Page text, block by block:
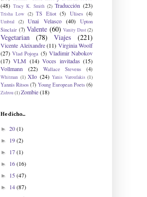
(48) Tracy K. Smith (2) Traducción (23)
Trisha Low (2) TS Eliot (5) Ulises (4)
Umbral (2) Unai Velasco (40)
Upton
Sinclair (7) Valente (60) Vanity Dust(2)
Vegetarian (78) Viajes (221)
Vicente Aleixandre (11) Virginia Woolf
(27) Vlad Pojoga (5) Vladimir Nabokov
(17) VLM (14) Voces invitadas (15)
Vollmann
(22) Wallace Stevens (4)
Whitman (1) XIo (24) Yanis Varoufakis (1)
Yannis Ritsos (7) Young European Poets (6)
Zidrou(1)Zombie(18)
He dicho...
► 20(1)
► 19(2)
► 17(1)
► 16(16)
► 15(47)
► 14(87)